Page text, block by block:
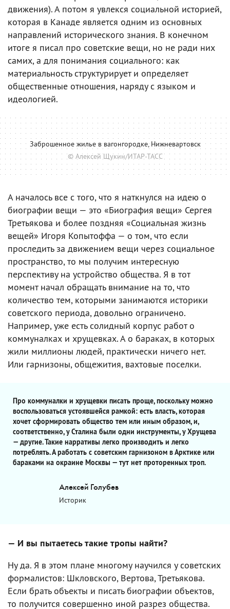
движения). А потом я увлекся социальной историей,
которая в Канаде является одним из основных
направлений исторического знания. В конечном
итоге я писал про советские вещи, но не ради них
самих, а для понимания социального: как
материальность структурирует и определяет
общественные отношения, наряду с языком и
идеологией.
Заброшенное жилье в вагонгородке, Нижневартовск
© Алексей Щукин/ИТАР-ТАСС
А началось все с того, что я наткнулся на идею о
биографии вещи — это «Биография вещи» Сергея
Третьякова и более поздняя «Социальная жизнь
вещей» Игоря Копытоффа — о том, что если
проследить за движением вещи через социальное
пространство, то мы получим интересную
перспективу на устройство общества. Я в тот
момент начал обращать внимание на то, что
количество тем, которыми занимаются историки
советского периода, довольно ограничено.
Например, уже есть солидный корпус работ о
коммуналках и хрущевках. А о бараках, в которых
жили миллионы людей, практически ничего нет.
Или гарнизоны, общежития, вахтовые поселки.
Про коммуналки и хрущевки писать проще, поскольку можно
воспользоваться устоявшейся рамкой: есть власть, которая
хочет сформировать общество тем или иным образом, и,
соответственно, у Сталина были одни инструменты, у Хрущева
— другие. Такие нарративы легко производить и легко
потреблять. А работать с советским гарнизоном в Арктике или
бараками на окраине Москвы — тут нет проторенных троп.
Алексей Голубев
Историк
— И вы пытаетесь такие тропы найти?
Ну да. Я в этом плане многому научился у советских
формалистов: Шкловского, Вертова, Третьякова.
Если брать объекты и писать биографии объектов,
то получится совершенно иной разрез общества.